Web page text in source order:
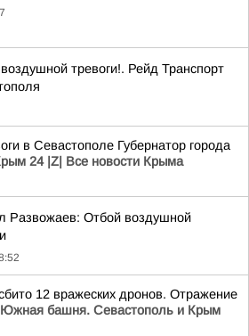
тревоги!. Рейд Транспорт
в Севастополе Губернатор города
24 |Z| Все новости Крыма
Развожаев: Отбой воздушной
12 вражеских дронов. Отражение
Южная башня. Севастополь и Крым